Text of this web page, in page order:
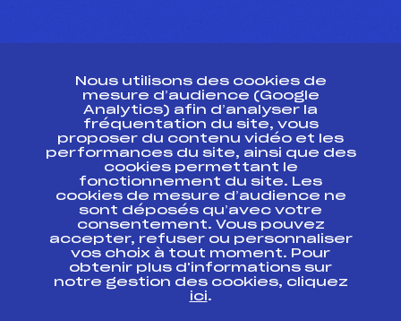
Ressources
Pass’Neige
Projet sportif fédéral
Projet de performance fédéral
Antidopage
Pôle Développement, Formation, Suivi
Scientifique
Listes ministérielles
Pôle vie de l’athlète
Enseignement professionnel
Nous utilisons des cookies de
mesure d’audience (Google
Analytics) afin d’analyser la
fréquentation du site, vous
proposer du contenu vidéo et les
performances du site, ainsi que des
cookies permettant le
fonctionnement du site. Les
cookies de mesure d’audience ne
sont déposés qu’avec votre
consentement. Vous pouvez
accepter, refuser ou personnaliser
vos choix à tout moment. Pour
obtenir plus d'informations sur
notre gestion des cookies, cliquez
ici.